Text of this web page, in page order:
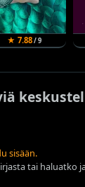
★ 7.88/ 9
sisään.
tai haluatko